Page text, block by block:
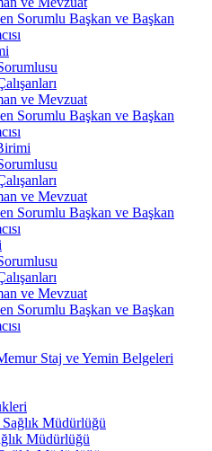
Sorumlu Başkan ve Başkan
ve Mevzuat
Sorumlu Başkan ve Başkan
ve Mevzuat
Sorumlu Başkan ve Başkan
ve Mevzuat
Sorumlu Başkan ve Başkan
Staj ve Yemin Belgeleri
Müdürlüğü
Müdürlüğü